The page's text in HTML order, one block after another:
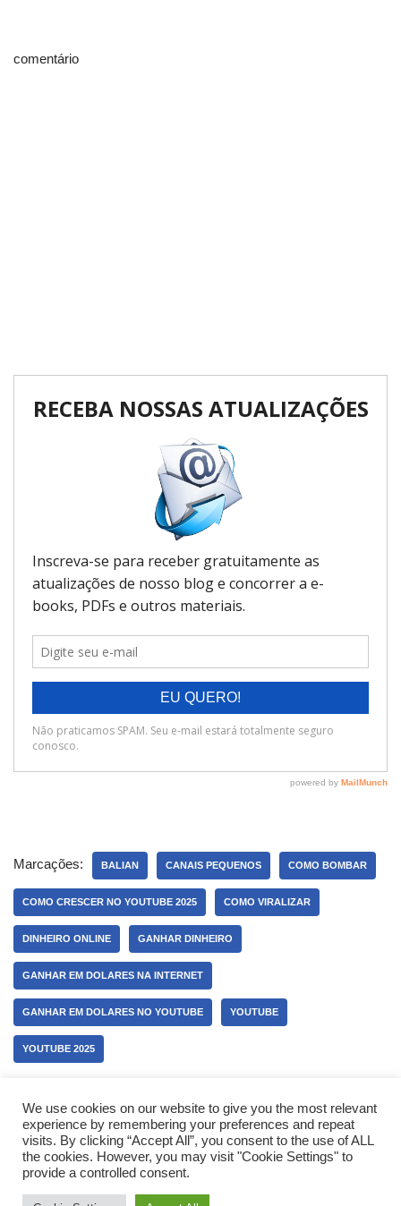
comentário
Marcações: BALIAN CANAIS PEQUENOS COMO BOMBAR
COMO CRESCER NO YOUTUBE 2025 COMO VIRALIZAR
DINHEIRO ONLINE GANHAR DINHEIRO
GANHAR EM DOLARES NA INTERNET
GANHAR EM DOLARES NO YOUTUBE YOUTUBE
YOUTUBE 2025
We use cookies on our website to give you the most relevant
experience by remembering your preferences and repeat
visits. By clicking “Accept All”, you consent to the use of ALL
the cookies. However, you may visit "Cookie Settings" to
provide a controlled consent.